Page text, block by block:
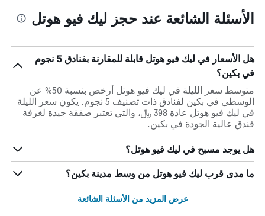
الأسئلة الشائعة عند حجز ليك فيو هوتل
هل الأسعار في ليك فيو هوتل قابلة للمقارنة بفنادق 5 نجوم
في بكين؟
متوسط سعر الليلة في ليك فيو هوتل أرخص بنسبة 50% عن
الوسطي في بكين لفنادق ذات تصنيف 5 نجوم. يكون سعر الليلة
في ليك فيو هوتل عادة 398 ﷼، والتي تعتبر صفقة جيدة لغرفة
فندق عالية الجودة في بكين.
هل يوجد مسبح في ليك فيو هوتل؟
ما مدى قرب ليك فيو هوتل من وسط مدينة بكين؟
عرض المزيد من الأسئلة الشائعة